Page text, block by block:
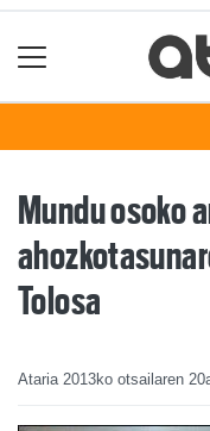
Mundu osoko
Tolosa
Ataria 2013ko otsailaren